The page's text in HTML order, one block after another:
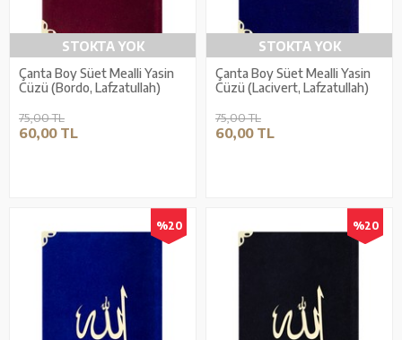
STOKTA YOK
Çanta Boy Süet Mealli Yasin
Cüzü (Bordo, Lafzatullah)
75,00 TL
60,00 TL
STOKTA YOK
Çanta Boy Süet Mealli Yasin
Cüzü (Lacivert, Lafzatullah)
75,00 TL
60,00 TL
%20 %20